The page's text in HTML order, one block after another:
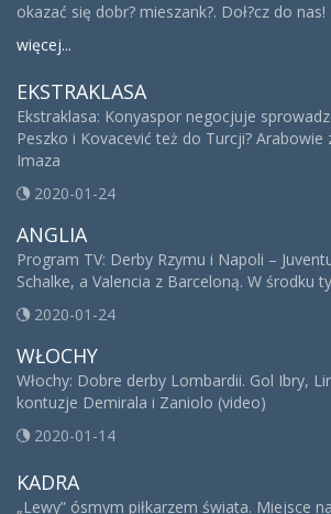
okazać się dobr? mieszank?. Doł?cz do nas!
więcej...
EKSTRAKLASA
Ekstraklasa: Konyaspor negocjuje
Peszko i Kovacević też do Turcji? Arabowie
Imaza
2020-01-24
ANGLIA
Program TV: Derby Rzymu i Napoli –
Schalke, a Valencia z Barceloną. W środku
2020-01-24
WŁOCHY
Włochy: Dobre derby Lombardii. Gol Ibry,
kontuzje Demirala i Zaniolo (video)
2020-01-14
KADRA
„Lewy” ósmym piłkarzem świata. Miejsce